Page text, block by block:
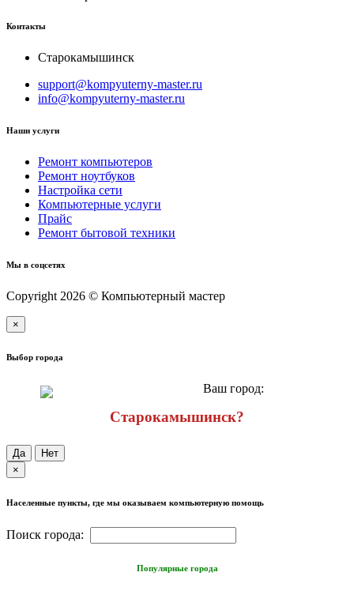
Контакты
Старокамышинск
support@kompyuterny-master.ru
info@kompyuterny-master.ru
Наши услуги
Ремонт компьютеров
Ремонт ноутбуков
Настройка сети
Компьютерные услуги
Прайс
Ремонт бытовой техники
Мы в соцсетях
Copyright 2026 © Компьютерный мастер
×
Выбор города
Ваш город:
Старокамышинск?
Да
Нет
×
Населенные пункты, где мы оказываем компьютерную помощь
Поиск города:
Популярные города